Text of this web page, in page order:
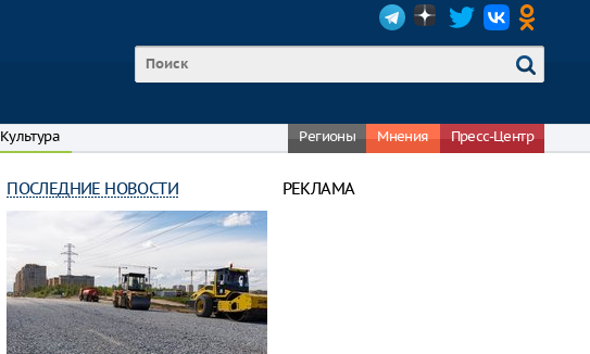
Культура Регионы Мнения Пресс-Центр
ПОСЛЕДНИЕ НОВОСТИ РЕКЛАМА